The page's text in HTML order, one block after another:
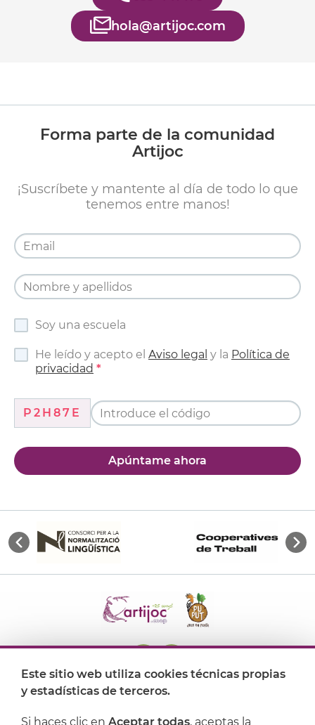
hola@artijoc.com
Forma parte de la comunidad
Artijoc
¡Suscríbete y mantente al día de todo lo que
tenemos entre manos!
Soy una escuela
He leído y acepto el Aviso legal y la Política de
privacidad
P2H87E
Apúntame ahora
Dónde encontrarnos
Este sitio web utiliza cookies técnicas propias
y estadísticas de terceros.
Si haces clic en Aceptar todas, aceptas la